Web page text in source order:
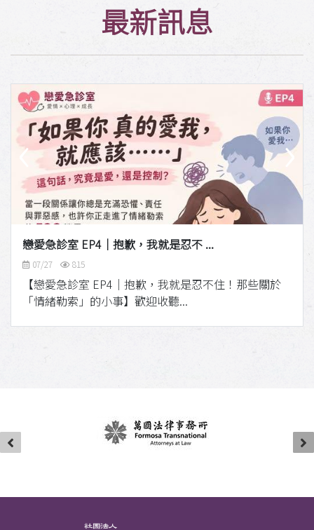
最新訊息
戀愛急診室 EP4｜抱歉，我就是忍不 ...
07/27 815
【戀愛急診室 EP4｜抱歉，我就是忍不住！那些關於
「情緒勒索」的小事】歡迎收聽...
‹ ›